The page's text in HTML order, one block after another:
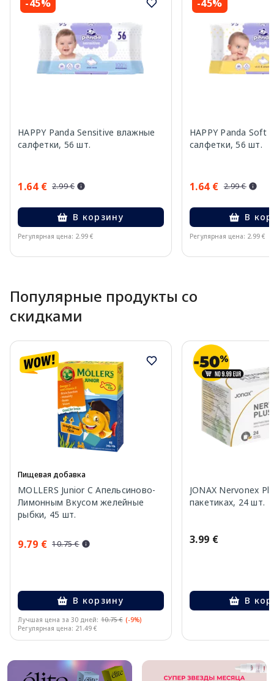
-45%
HAPPY Panda Sensitive влажные
салфетки, 56 шт.
1.64 € 2.99 €
В корзину
Регулярная цена: 2.99 €
-45%
HAPPY Panda Soft
салфетки, 56 шт.
1.64 € 2.99 €
В
Регулярная цена: 2.99 €
Популярные продукты со
скидками
Пищевая добавка
MOLLERS Junior C Апельсиново-
Лимонным Вкусом желейные
рыбки, 45 шт.
9.79 € 10.75 €
В корзину
Лучшая цена за 30 дней: 10.75 € (-9%)
Регулярная цена: 21.49 €
JONAX Nervonex
пакетиках, 24 шт.
3.99 €
В